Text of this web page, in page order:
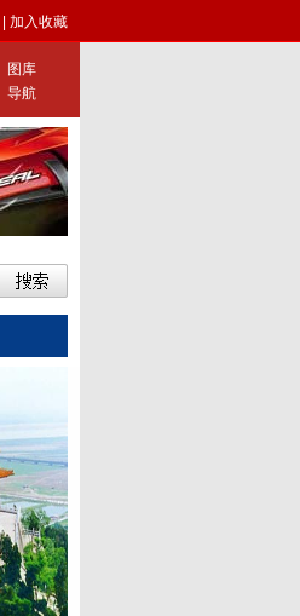
加入收藏
图库
导航